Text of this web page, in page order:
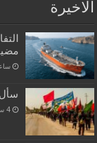
الاخيرة
سأل
‏4 ساعات مضت